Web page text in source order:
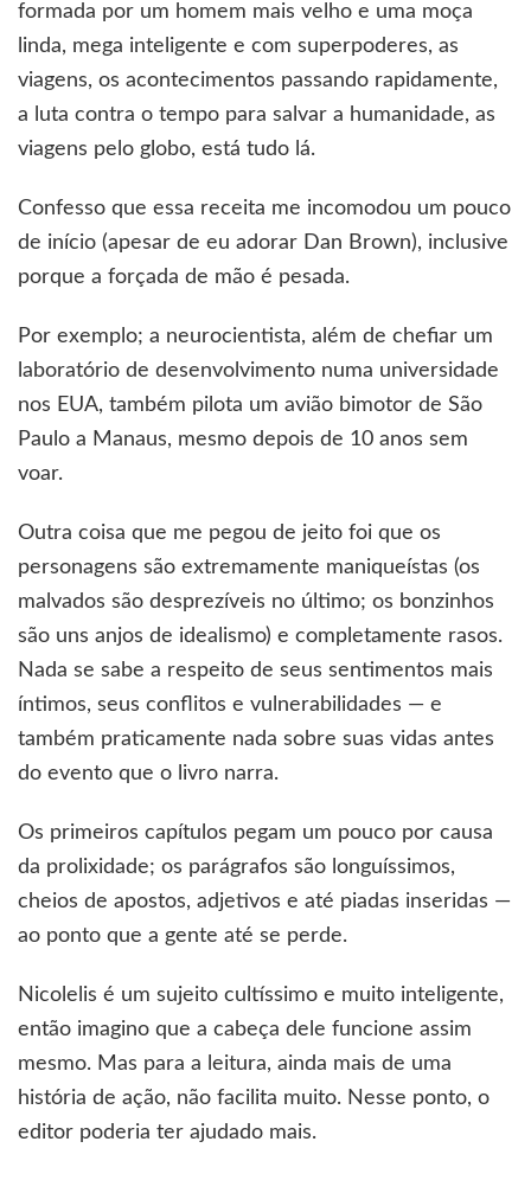
formada por um homem mais velho e uma moça
linda, mega inteligente e com superpoderes, as
viagens, os acontecimentos passando rapidamente,
a luta contra o tempo para salvar a humanidade, as
viagens pelo globo, está tudo lá.
Confesso que essa receita me incomodou um pouco
de início (apesar de eu adorar Dan Brown), inclusive
porque a forçada de mão é pesada.
Por exemplo; a neurocientista, além de chefiar um
laboratório de desenvolvimento numa universidade
nos EUA, também pilota um avião bimotor de São
Paulo a Manaus, mesmo depois de 10 anos sem
voar.
Outra coisa que me pegou de jeito foi que os
personagens são extremamente maniqueístas (os
malvados são desprezíveis no último; os bonzinhos
são uns anjos de idealismo) e completamente rasos.
Nada se sabe a respeito de seus sentimentos mais
íntimos, seus conflitos e vulnerabilidades — e
também praticamente nada sobre suas vidas antes
do evento que o livro narra.
Os primeiros capítulos pegam um pouco por causa
da prolixidade; os parágrafos são longuíssimos,
cheios de apostos, adjetivos e até piadas inseridas —
ao ponto que a gente até se perde.
Nicolelis é um sujeito cultíssimo e muito inteligente,
então imagino que a cabeça dele funcione assim
mesmo. Mas para a leitura, ainda mais de uma
história de ação, não facilita muito. Nesse ponto, o
editor poderia ter ajudado mais.